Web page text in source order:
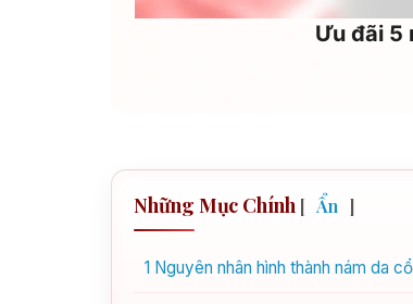
Ưu đãi 5
Những Mục Chính [ Ẩn ]
1 Nguyên nhân hình thành nám da